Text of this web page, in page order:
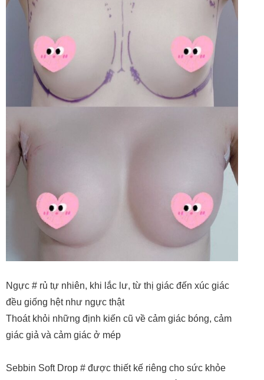
Ngực # rủ tự nhiên, khi lắc lư, từ thị giác đến xúc giác
đều giống hệt như ngực thật
Thoát khỏi những định kiến cũ về cảm giác bóng, cảm
giác giả và cảm giác ở mép
Sebbin Soft Drop # được thiết kế riêng cho sức khỏe